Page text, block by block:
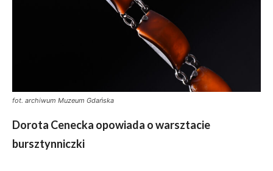
fot. archiwum Muzeum Gdańska
Dorota Cenecka opowiada o warsztacie
bursztynniczki